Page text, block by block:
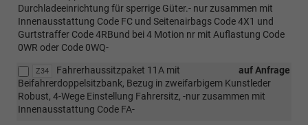
Durchladeeinrichtung für sperrige Güter.- nur zusammen mit
Innenausstattung Code FC und Seitenairbags Code 4X1 und
Gurtstraffer Code 4RBund bei 4 Motion nr mit Auflastung Code
0WR oder Code 0WQ-
Z34 auf Anfrage
Fahrerhaussitzpaket 11A mit
Beifahrerdoppelsitzbank, Bezug in zweifarbigem Kunstleder
Robust, 4-Wege Einstellung Fahrersitz, -nur zusammen mit
Innenausstattung Code FA-